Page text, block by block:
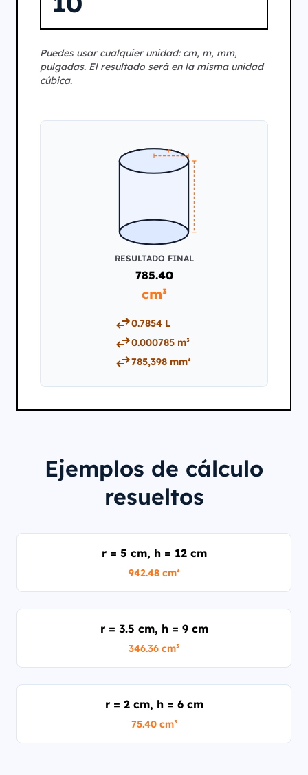
Puedes usar cualquier unidad: cm, m, mm,
pulgadas. El resultado será en la misma unidad
cúbica.
r
RESULTADO FINAL
785.40
cm³
0.7854 L
0.000785 m³
785,398 mm³
Ejemplos de cálculo
resueltos
r = 5 cm, h = 12 cm
942.48 cm³
r = 3.5 cm, h = 9 cm
346.36 cm³
r = 2 cm, h = 6 cm
75.40 cm³